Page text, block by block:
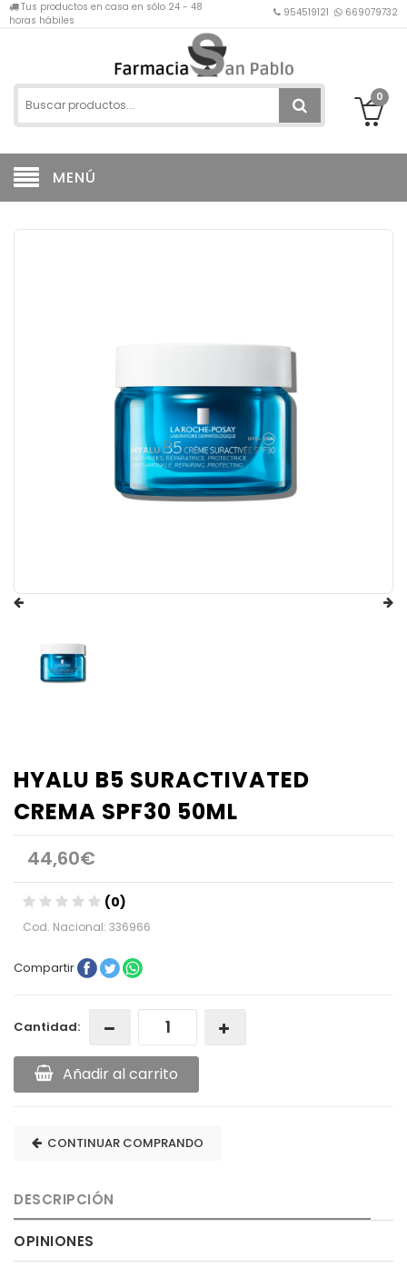
Tus productos en casa en sólo 24 - 48
horas hábiles
954519121 669079732
0
MENÚ
HYALU B5 SURACTIVATED
CREMA SPF30 50ML
44,60€
(0)
Cod. Nacional: 336966
Compartir
Cantidad:
Añadir al carrito
CONTINUAR COMPRANDO
DESCRIPCIÓN
OPINIONES